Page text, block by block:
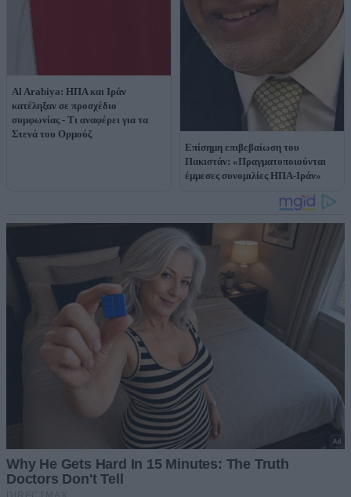
Al Arabiya: ΗΠΑ και Ιράν
κατέληξαν σε προσχέδιο
συμφωνίας - Τι αναφέρει για τα
Στενά του Ορμούζ
Επίσημη επιβεβαίωση του
Πακιστάν: «Πραγματοποιούνται
έμμεσες συνομιλίες ΗΠΑ-Ιράν»